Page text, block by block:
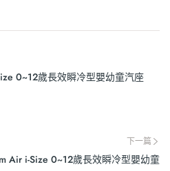
0~12歲長效瞬冷型嬰幼童汽座
下一篇
Air i-Size 0~12歲長效瞬冷型嬰幼童